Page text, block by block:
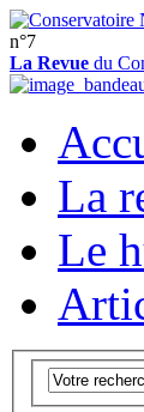
n°7
La Revue du
La
Le